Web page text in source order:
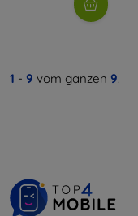
1 - 9 vom ganzen 9.